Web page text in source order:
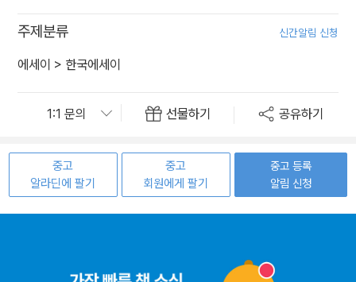
주제분류 신간알림 신청
에세이 > 한국에세이
선물하기 공유하기
중고
알라딘에 팔기
중고
회원에게 팔기
중고 등록
알림 신청